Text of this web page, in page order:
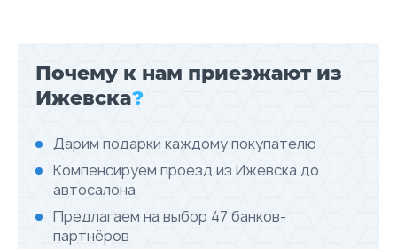
Почему к нам приезжают из
Ижевска?
Дарим подарки каждому покупателю
Компенсируем проезд из Ижевска до
автосалона
Предлагаем на выбор 47 банков-
партнёров